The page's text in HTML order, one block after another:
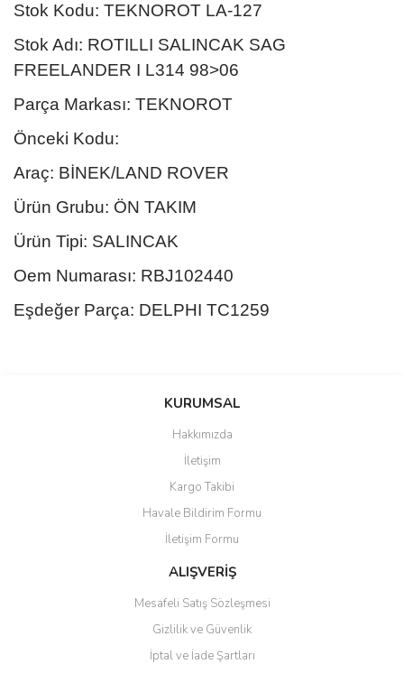
Stok Kodu: TEKNOROT LA-127
Stok Adı: ROTILLI SALINCAK SAG
FREELANDER I L314 98>06
Parça Markası: TEKNOROT
Önceki Kodu:
Araç: BİNEK/LAND ROVER
Ürün Grubu: ÖN TAKIM
Ürün Tipi: SALINCAK
Oem Numarası: RBJ102440
Eşdeğer Parça: DELPHI TC1259
Bu ürüne ilk yorumu siz yapın!
Yorum Yaz
Ürün resmi kalitesiz, bozuk veya görüntülenemiyor.
Ürün açıklamasında eksik bilgiler bulunuyor.
Ürün bilgilerinde hatalar bulunuyor.
Ürün fiyatı diğer sitelerden daha pahalı.
Bu ürüne benzer farklı alternatifler olmalı.
KURUMSAL
Hakkımızda
İletişim
Kargo Takibi
Havale Bildirim Formu
İletişim Formu
ALIŞVERİŞ
Mesafeli Satış Sözleşmesi
Gizlilik ve Güvenlik
İptal ve İade Şartları